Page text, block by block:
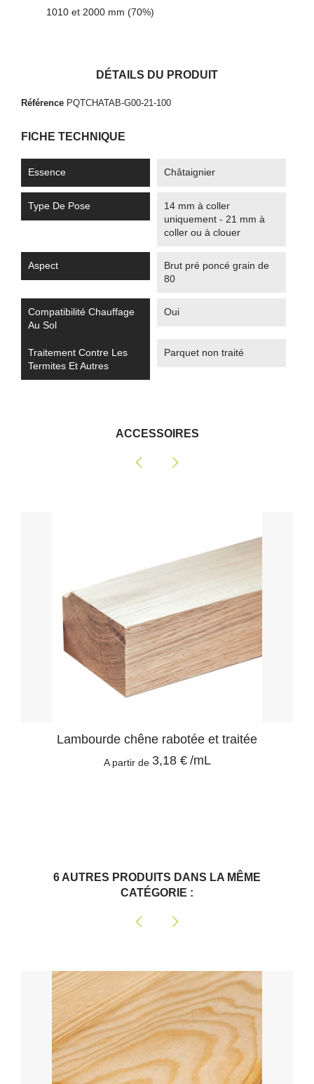
1010 et 2000 mm (70%)
DÉTAILS DU PRODUIT
Référence PQTCHATAB-G00-21-100
FICHE TECHNIQUE
Essence Châtaignier
Type De Pose
14 mm à coller
uniquement - 21 mm à
coller ou à clouer
Aspect
Brut pré poncé grain de
80
Compatibilité Chauffage
Au Sol
Oui
Traitement Contre Les
Termites Et Autres
Parquet non traité
ACCESSOIRES
Lambourde chêne rabotée et traitée
A partir de 3,18 € /mL
6 AUTRES PRODUITS DANS LA MÊME
CATÉGORIE :